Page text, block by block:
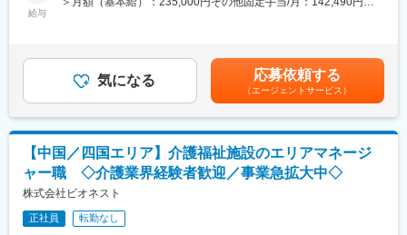
て、プロとしてのご提案を実施することもあります。契約に向け
てお客様により具体的なイメージを持っていただけるようにサポ
■入社後について：
ご経歴等により期間は異なりますが、弊社厨房運営の理解を深め
てもらうため、入社後、3ヶ月～6ヶ月程度は厨房研修を受けてい
ただきます。（実施予定エリア：香川県、岡山県）厨房研修後
は、3か月程度は同行が主な動きとなります。その間に当社と仕事
に関して必要な知識を学んでいってもらいます。慣れてきたら、
一人での施設への定期訪問や営業同行などを行っていただきま
〇新規施設の立ち上げ、スタッフ採用・管理・教育・離職防止、
ど、連携先の開拓)
〇稼働、人員配置、コンプライアンスという3つの経営指標に基づ
く数字軸を中核にしたマネジメント
〇イノベーティブな企画・取り組みなどを通じてブランディング
の強化
■魅力：
【上位職へステップアップできます！】
5施設程度の施設を管理する『エリアマネージャー』（月給50万
円～）
給与
給与補足＞【上位職へステップアップできます！】5施設程度の施
設を管理する『エリアマネージャー』（月給50万円～） ↓事業部
門の責任者やグループ内の経営を担う『シニアマネージャー』
（年収1,500万円も可能）へステップアップしていくことができま
す！ぜひチャレンジしてください！賃金はあくまでも目安の金額
であり、選考を通じて上下する可能性があります。月給(月額)は固
定手当を含めた表記です。
気になる 応募依頼する
（エージェントサービス）
【中国／四国エリア】介護福祉施設のエリアマネージ
ャー職 ◇介護業界経験者歓迎／事業急拡大中◇
株式会社ビオネスト
正社員 転勤なし